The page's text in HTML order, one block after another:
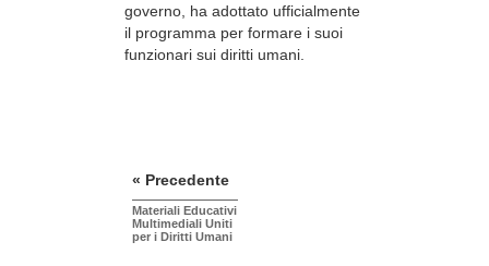
governo, ha adottato ufficialmente
il programma per formare i suoi
funzionari sui diritti umani.
« Precedente
Materiali Educativi
Multimediali Uniti
per i Diritti Umani